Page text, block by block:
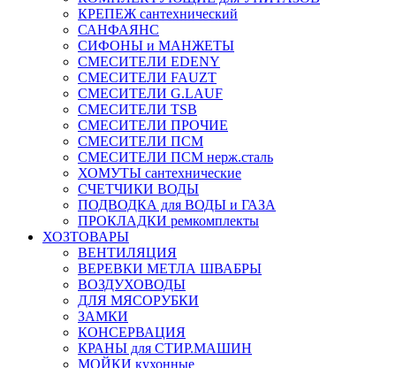
КРЕПЕЖ сантехнический
САНФАЯНС
СИФОНЫ и МАНЖЕТЫ
СМЕСИТЕЛИ EDENY
СМЕСИТЕЛИ FAUZT
СМЕСИТЕЛИ G.LAUF
СМЕСИТЕЛИ TSB
СМЕСИТЕЛИ ПРОЧИЕ
СМЕСИТЕЛИ ПСМ
СМЕСИТЕЛИ ПСМ нерж.сталь
ХОМУТЫ сантехнические
СЧЕТЧИКИ ВОДЫ
ПОДВОДКА для ВОДЫ и ГАЗА
ПРОКЛАДКИ ремкомплекты
ХОЗТОВАРЫ
ВЕНТИЛЯЦИЯ
ВЕРЕВКИ МЕТЛА ШВАБРЫ
ВОЗДУХОВОДЫ
ДЛЯ МЯСОРУБКИ
ЗАМКИ
КОНСЕРВАЦИЯ
КРАНЫ для СТИР.МАШИН
МОЙКИ кухонные